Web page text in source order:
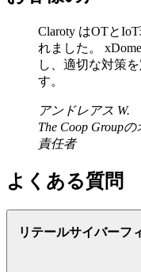
Claroty はOTと
れました。
し、適切な対策
す。
アンドレアス W.
The Coop Group
責任者
よくある質問
リテールサイバーフ